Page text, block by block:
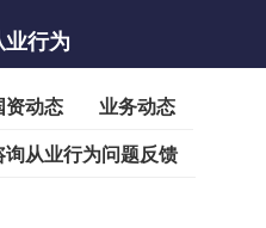
行为
资动态
业务动态
询从业行为问题反馈